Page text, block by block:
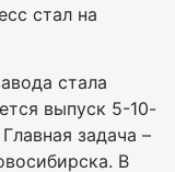
стал на
стала
выпуск 5-10-
задача –
В